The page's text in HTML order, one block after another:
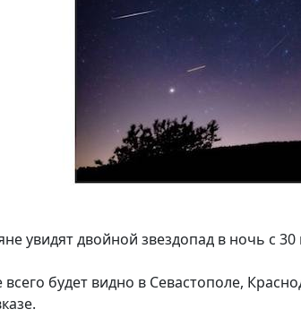
увидят двойной звездопад в ночь с
будет видно в Севастополе,